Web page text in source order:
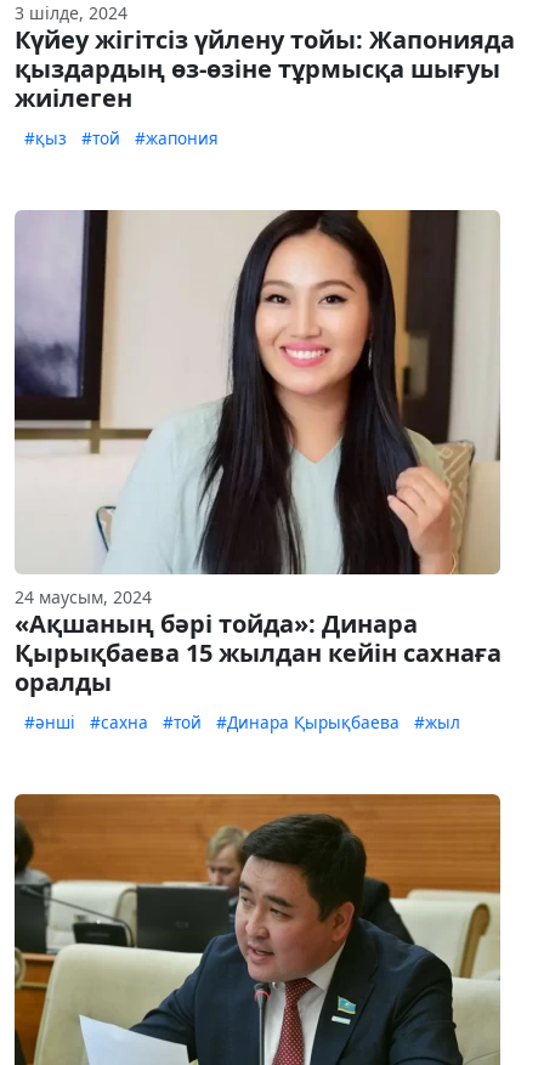
3 шілде, 2024
Күйеу жігітсіз үйлену тойы: Жапонияда
қыздардың өз-өзіне тұрмысқа шығуы
жиілеген
#қыз #той #жапония
24 маусым, 2024
«Ақшаның бәрі тойда»: Динара
Қырықбаева 15 жылдан кейін сахнаға
оралды
#әнші #сахна #той #Динара Қырықбаева #жыл